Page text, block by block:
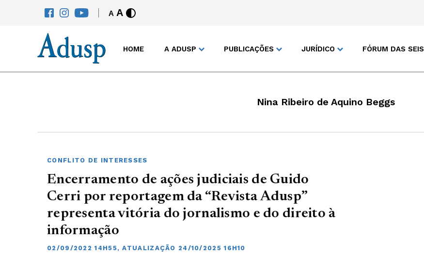
A A
HOME A ADUSP PUBLICAÇÕES JURÍDICO FÓRUM DAS SEIS
Nina Ribeiro de Aquino Beggs
CONFLITO DE INTERESSES
Encerramento de ações judiciais de Guido
Cerri por reportagem da “Revista Adusp”
representa vitória do jornalismo e do direito à
informação
02/09/2022 14H55, ATUALIZAÇÃO 24/10/2025 16H10